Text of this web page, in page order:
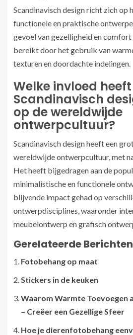
Scandinavisch design richt zich op
functionele en praktische
gevoel van gezelligheid en
bereikt door het gebruik van
texturen en doordachte indelingen.
Welke invloed heeft
Scandinavisch
op de wereldwijde
ontwerpcultuur?
Scandinavisch design heeft een
wereldwijde ontwerpcultuur, met
Het heeft bijgedragen aan de
minimalistische en functionele
blijvende impact gehad op
ontwerpdisciplines, waaronder
meubelontwerp en grafisch
Gerelateerde
Fotobehang op maat
Stickers in de keuken
Waarom Warmte Toevoegen
– Creëer een Gezellige Sfeer
Hoe je dierenfotobehang